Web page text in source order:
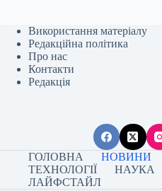
Використання матеріалу
Редакційна політика
Про нас
Контакти
Редакція
ГОЛОВНА НОВИНИ
ТЕХНОЛОГІЇ
НАУКА
ЛАЙФСТАЙЛ